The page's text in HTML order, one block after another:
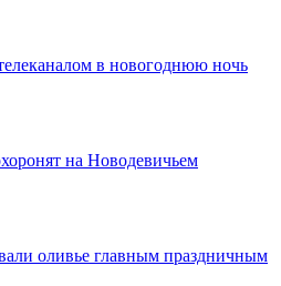
в новогоднюю ночь
на Новодевичьем
оливье главным праздничным